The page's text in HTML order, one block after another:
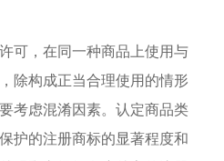
，在同一种商品上使用与
除构成正当合理使用的情形
考虑混淆因素。认定商品类
护的注册商标的显著程度和